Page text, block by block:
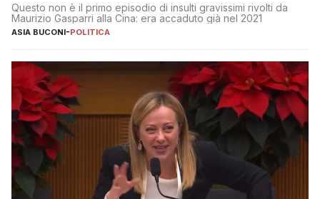
Questo non è il primo episodio di insulti gravissimi rivolti da
Maurizio Gasparri alla Cina: era accaduto già nel 2021
ASIA BUCONI-POLITICA